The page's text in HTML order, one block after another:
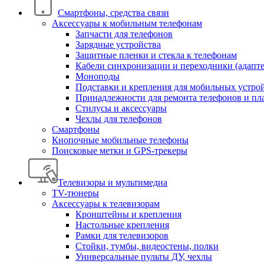
Смартфоны, средства связи
Аксессуары к мобильным телефонам
Запчасти для телефонов
Зарядные устройства
Защитные пленки и стекла к телефонам
Кабели синхронизации и переходники
Моноподы
Подставки и крепления для мобильных
Принадлежности для ремонта телефонов и
Стилусы и аксессуары
Чехлы для телефонов
Смартфоны
Кнопочные мобильные телефоны
Поисковые метки и GPS-трекеры
Телевизоры и мультимедиа
TV-тюнеры
Аксессуары к телевизорам
Кронштейны и крепления
Настольные крепления
Рамки для телевизоров
Стойки, тумбы, видеостены, полки
Универсальные пульты ДУ, чехлы